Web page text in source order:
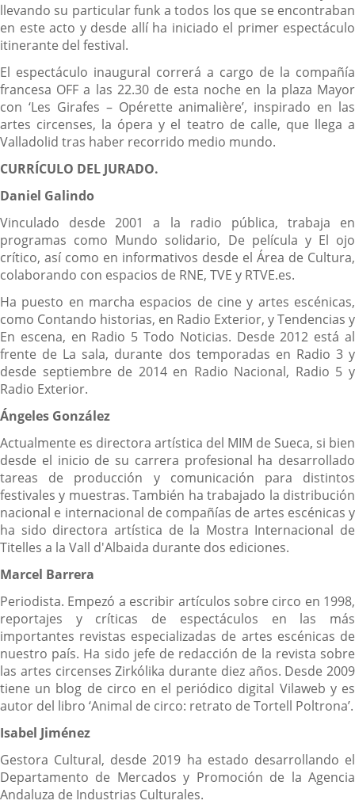
llevando su particular funk a todos los que se encontraban
en este acto y desde allí ha iniciado el primer espectáculo
itinerante del festival.
El espectáculo inaugural correrá a cargo de la compañía
francesa OFF a las 22.30 de esta noche en la plaza Mayor
con ‘Les Girafes – Opérette animalière’, inspirado en las
artes circenses, la ópera y el teatro de calle, que llega a
Valladolid tras haber recorrido medio mundo.
CURRÍCULO DEL JURADO.
Daniel Galindo
Vinculado desde 2001 a la radio pública, trabaja en
programas como Mundo solidario, De película y El ojo
crítico, así como en informativos desde el Área de Cultura,
colaborando con espacios de RNE, TVE y RTVE.es.
Ha puesto en marcha espacios de cine y artes escénicas,
como Contando historias, en Radio Exterior, y Tendencias y
En escena, en Radio 5 Todo Noticias. Desde 2012 está al
frente de La sala, durante dos temporadas en Radio 3 y
desde septiembre de 2014 en Radio Nacional, Radio 5 y
Radio Exterior.
Ángeles González
Actualmente es directora artística del MIM de Sueca, si bien
desde el inicio de su carrera profesional ha desarrollado
tareas de producción y comunicación para distintos
festivales y muestras. También ha trabajado la distribución
nacional e internacional de compañías de artes escénicas y
ha sido directora artística de la Mostra Internacional de
Titelles a la Vall d'Albaida durante dos ediciones.
Marcel Barrera
Periodista. Empezó a escribir artículos sobre circo en 1998,
reportajes y críticas de espectáculos en las más
importantes revistas especializadas de artes escénicas de
nuestro país. Ha sido jefe de redacción de la revista sobre
las artes circenses Zirkólika durante diez años. Desde 2009
tiene un blog de circo en el periódico digital Vilaweb y es
autor del libro ‘Animal de circo: retrato de Tortell Poltrona’.
Isabel Jiménez
Gestora Cultural, desde 2019 ha estado desarrollando el
Departamento de Mercados y Promoción de la Agencia
Andaluza de Industrias Culturales.